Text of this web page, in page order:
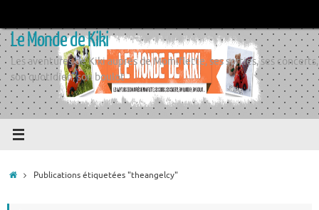
contenu
Le Monde de Kiki
Les aventures de Kiki auprès de Momiflette, ses sorties, ses concerts,
son quotidien, son boulot
AccueilPublications étiquetées "theangelcy"